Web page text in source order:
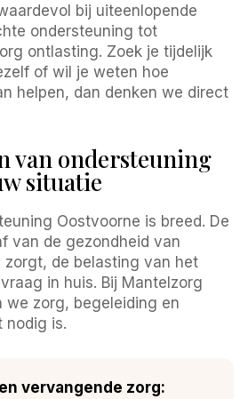
bij uiteenlopende
ondersteuning tot
ontlasting. Zoek je tijdelijk
of wil je weten hoe
helpen, dan denken we direct
van ondersteuning
situatie
Oostvoorne is breed. De
van de gezondheid van
zorgt, de belasting van het
in huis. Bij Mantelzorg
we zorg, begeleiding en
nodig is.
vervangende zorg: